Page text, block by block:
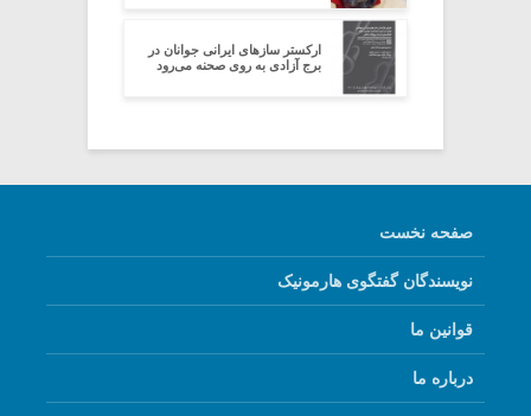
ارکستر سازهای ایرانی جوانان در
برج آزادی به روی صحنه می‌رود
صفحه نخست
نویسندگان گفتگوی هارمونیک
قوانین ما
درباره ما